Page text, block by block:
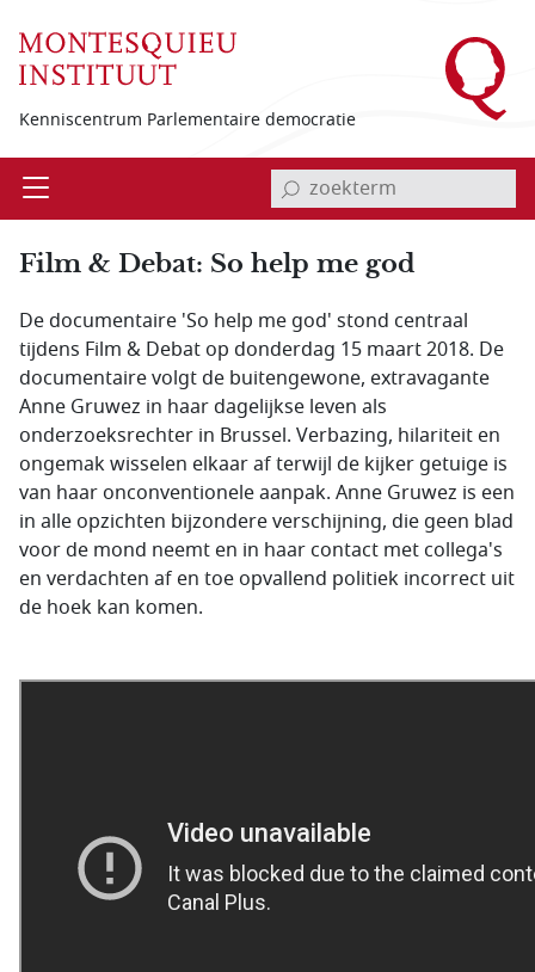
Kenniscentrum Parlementaire democratie
Open invoerveld zoekterm
Film & Debat: So help me god
De documentaire 'So help me god' stond centraal
tijdens Film & Debat op donderdag 15 maart 2018. De
documentaire volgt de buitengewone, extravagante
Anne Gruwez in haar dagelijkse leven als
onderzoeksrechter in Brussel. Verbazing, hilariteit en
ongemak wisselen elkaar af terwijl de kijker getuige is
van haar onconventionele aanpak. Anne Gruwez is een
in alle opzichten bijzondere verschijning, die geen blad
voor de mond neemt en in haar contact met collega's
en verdachten af en toe opvallend politiek incorrect uit
de hoek kan komen.